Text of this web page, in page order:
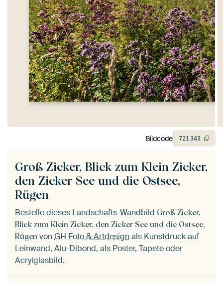
Groß Zicker, Blick zum Klein Zicker,
den Zicker See und die Ostsee,
Rügen
Bestelle dieses Landschafts-Wandbild Groß Zicker,
Blick zum Klein Zicker, den Zicker See und die Ostsee,
Rügen vonGH Foto & Artdesignals Kunstdruck auf
Leinwand, Alu-Dibond, als Poster, Tapete oder
Acrylglasbild.
Bildcode 721343